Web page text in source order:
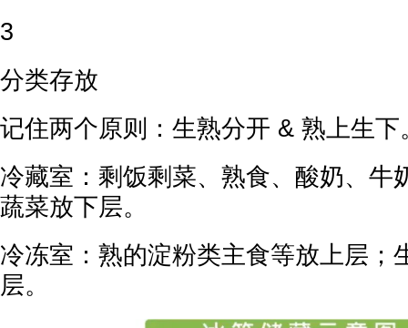
3
分类存放
记住两个原则：生熟分开 & 熟上生下
冷藏室：剩饭剩菜、熟食、酸奶、牛
蔬菜放下层。
冷冻室：熟的淀粉类主食等放上层；
层。